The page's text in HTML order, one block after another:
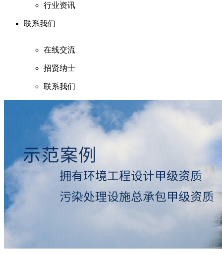
行业资讯
联系我们
在线交流
招贤纳士
联系我们